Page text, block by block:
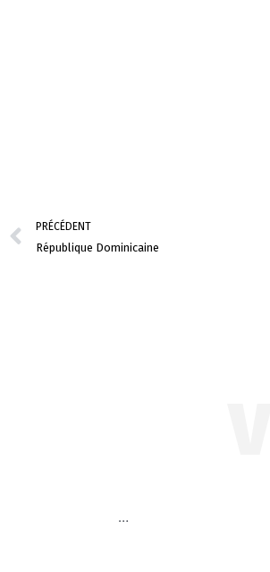
Précédent
PRÉCÉDENT
République Dominicaine
…